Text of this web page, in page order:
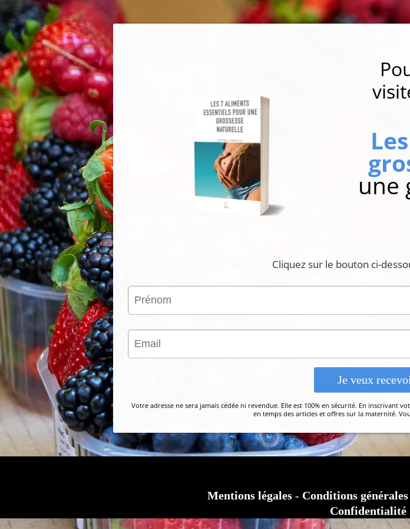
une
Cliquez sur le bouton ci-
Je veux
Votre adresse ne sera jamais cédée ni revendue. Elle est 100% en sécurité. En inscrivant
en temps des articles et offres sur la maternité.
Mentions légales - Conditions générales
Confidentialité